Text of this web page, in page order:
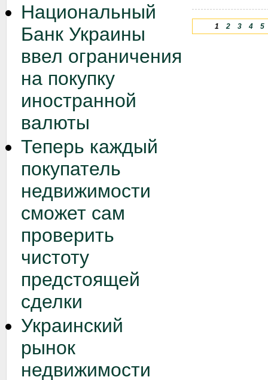
Национальный
Банк Украины
ввел ограничения
на покупку
иностранной
валюты
Теперь каждый
покупатель
недвижимости
сможет сам
проверить
чистоту
предстоящей
сделки
Украинский
рынок
недвижимости
1 2 3 4 5